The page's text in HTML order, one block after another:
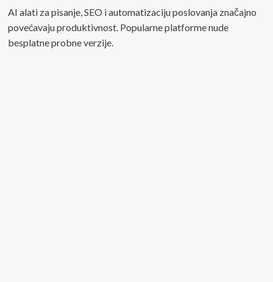
AI alati za pisanje, SEO i automatizaciju poslovanja značajno
povećavaju produktivnost. Popularne platforme nude
besplatne probne verzije.